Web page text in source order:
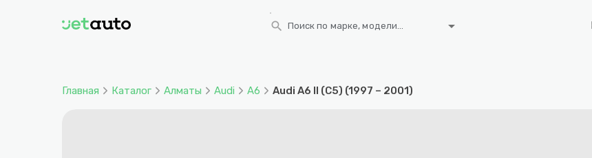
search Поиск по марке, модели... arrow_drop_down
Главная Каталог Алматы Audi A6 Audi A6 II (C5) (1997 – 2001)